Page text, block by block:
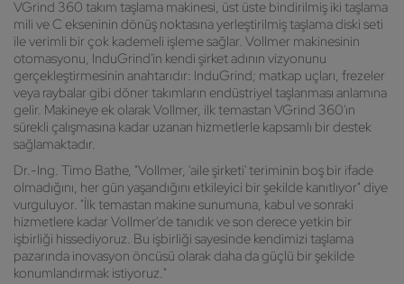
VGrind 360 takım taşlama makinesi, üst üste bindirilmiş iki taşlama
mili ve C ekseninin dönüş noktasına yerleştirilmiş taşlama diski seti
ile verimli bir çok kademeli işleme sağlar. Vollmer makinesinin
otomasyonu, InduGrind'in kendi şirket adının vizyonunu
gerçekleştirmesinin anahtarıdır: InduGrind; matkap uçları, frezeler
veya raybalar gibi döner takımların endüstriyel taşlanması anlamına
gelir. Makineye ek olarak Vollmer, ilk temastan VGrind 360'ın
sürekli çalışmasına kadar uzanan hizmetlerle kapsamlı bir destek
sağlamaktadır.
Dr.-Ing. Timo Bathe, "Vollmer, 'aile şirketi' teriminin boş bir ifade
olmadığını, her gün yaşandığını etkileyici bir şekilde kanıtlıyor" diye
vurguluyor. "İlk temastan makine sunumuna, kabul ve sonraki
hizmetlere kadar Vollmer'de tanıdık ve son derece yetkin bir
işbirliği hissediyoruz. Bu işbirliği sayesinde kendimizi taşlama
pazarında inovasyon öncüsü olarak daha da güçlü bir şekilde
konumlandırmak istiyoruz."